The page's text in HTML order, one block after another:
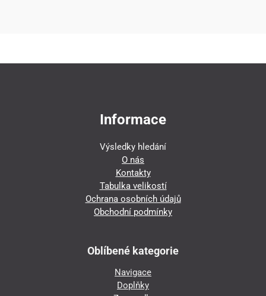
Informace
Výsledky hledání
O nás
Kontakty
Tabulka velikostí
Ochrana osobních údajů
Obchodní podmínky
Oblíbené kategorie
Navigace
Doplňky